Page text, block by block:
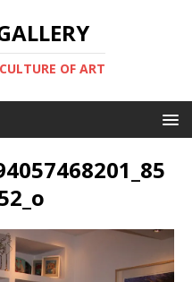
OF ART